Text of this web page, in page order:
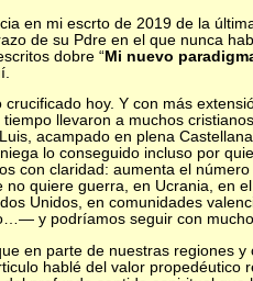
en mi escrto de 2019 de la
de su Pdre en el que nunca
dobre “Mi nuevo
crucificado hoy. Y con más
llevaron a muchos
acampado en plena
lo conseguido incluso por
con claridad: aumenta el
quiere guerra, en Ucrania, en
Unidos, en comunidades
y podríamos seguir con
en parte de nuestras regiones y
hablé del valor propedéutico